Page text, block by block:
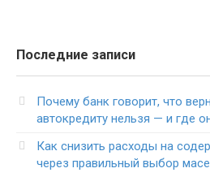
Последние записи
Почему банк говорит, что
автокредиту нельзя — и где
Как снизить расходы на
через правильный выбор